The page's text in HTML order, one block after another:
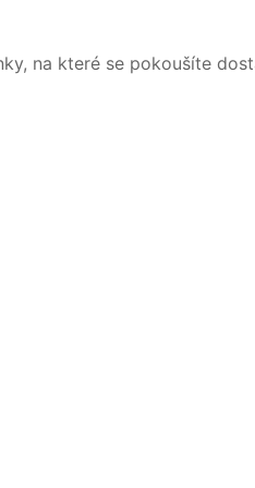
na které se pokoušíte